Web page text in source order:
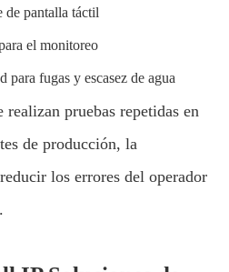
de pantalla táctil
el monitoreo
para fugas y escasez de agua
pruebas repetidas en
de producción, la
los errores del operador